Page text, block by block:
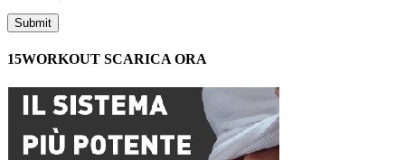
15WORKOUT SCARICA ORA